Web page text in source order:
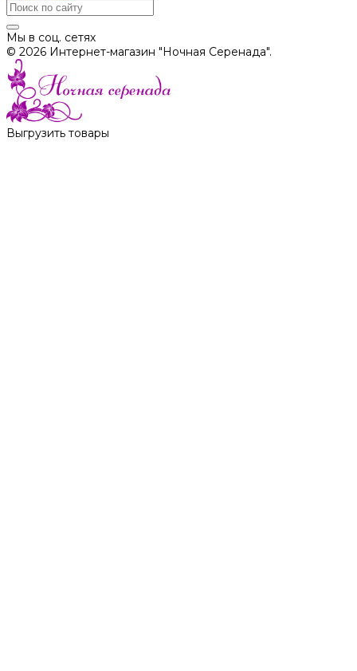
Мы в соц. сетях
© 2026 Интернет-магазин "Ночная Серенада".
Выгрузить товары